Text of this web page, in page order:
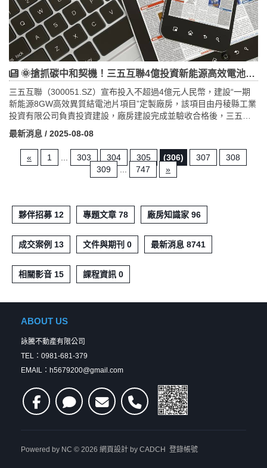
🌞搶抓碳中和契機！三五互聯4億投資新能源高效電池片，推動產業升級新里程
三五互聯（300051.SZ）宣布投入不超過4億元人民幣，建設“一期
新能源8GW高效異質結電池片項目”定製廠房，該項目由丹稜縣工業
投資有限公司負責投資建設，廠房建設完成並驗收合格後，三五互
聯將以租賃方式使用，租期15年，自第4年開始支付租金。該計畫標
誌著三五互聯在新能源領域的堅定布局，旨在提升高效異質結電池
片的產能與技術實力，進一步鞏固其在光伏產業鏈中的競爭地位。
項目採用高效異質結技術，具備低溫製程、光電轉換效率高、產品
壽命長等優勢，有助於提升整體發電效能。公司同時制定了嚴密的
三五互聯的此項投資不僅回應市場趨勢，也為未來擴大產能和技術
升級奠定基礎。未來，公司將持續強化技術創新與成本控制，積極
拓展市場，力爭在新能源產業中保持領先地位。
最新消息 / 2025-08-08
« 1 303 304 305 (306) 307
308
309
747 »
夥伴招募 12 專題文章 78 廠房知識家 96
成交案例 13 文件與期刊 0 最新消息 8741
相關影音 15 課程資訊 0
ABOUT US
詠騰不動產有限公司
TEL：0981-681-379
EMAIL：h5679200@gmail.com
Powered by NC © 2026 網頁設計 by CADCH 登錄帳號